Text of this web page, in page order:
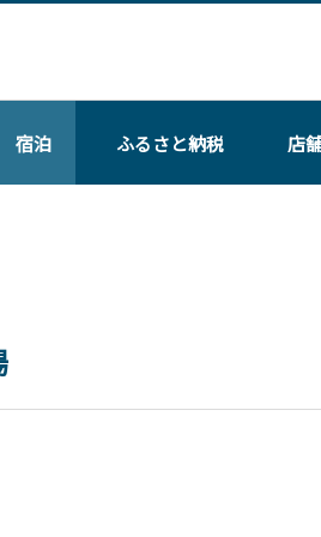
宿泊 ふるさと納税 店